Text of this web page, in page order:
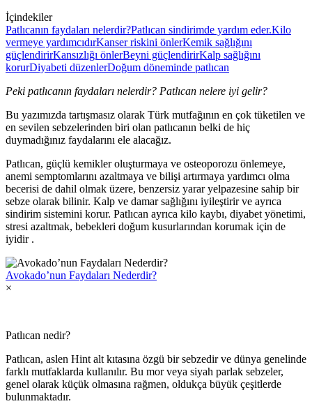
İçindekiler
Patlıcanın faydaları nelerdir?Patlıcan sindirimde yardım eder.Kilo
vermeye yardımcıdırKanser riskini önlerKemik sağlığını
güçlendirirKansızlığı önlerBeyni güçlendirirKalp sağlığını
korurDiyabeti düzenlerDoğum döneminde patlıcan
Peki patlıcanın faydaları nelerdir? Patlıcan nelere iyi gelir?
Bu yazımızda tartışmasız olarak Türk mutfağının en çok tüketilen ve
en sevilen sebzelerinden biri olan patlıcanın belki de hiç
duymadığınız faydalarını ele alacağız.
Patlıcan, güçlü kemikler oluşturmaya ve osteoporozu önlemeye,
anemi semptomlarını azaltmaya ve bilişi artırmaya yardımcı olma
becerisi de dahil olmak üzere, benzersiz yarar yelpazesine sahip bir
sebze olarak bilinir. Kalp ve damar sağlığını iyileştirir ve ayrıca
sindirim sistemini korur. Patlıcan ayrıca kilo kaybı, diyabet yönetimi,
stresi azaltmak, bebekleri doğum kusurlarından korumak için de
iyidir .
Avokado’nun Faydaları Nederdir?
×
Patlıcan nedir?
Patlıcan, aslen Hint alt kıtasına özgü bir sebzedir ve dünya genelinde
farklı mutfaklarda kullanılır. Bu mor veya siyah parlak sebzeler,
genel olarak küçük olmasına rağmen, oldukça büyük çeşitlerde
bulunmaktadır.